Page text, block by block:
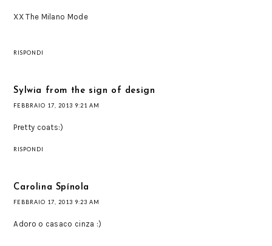
XX The Milano Mode
RISPONDI
Sylwia from the sign of design
FEBBRAIO 17, 2013 9:21 AM
Pretty coats:)
RISPONDI
Carolina Spínola
FEBBRAIO 17, 2013 9:23 AM
Adoro o casaco cinza :)